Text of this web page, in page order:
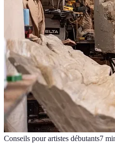
Conseils pour artistes débutants7